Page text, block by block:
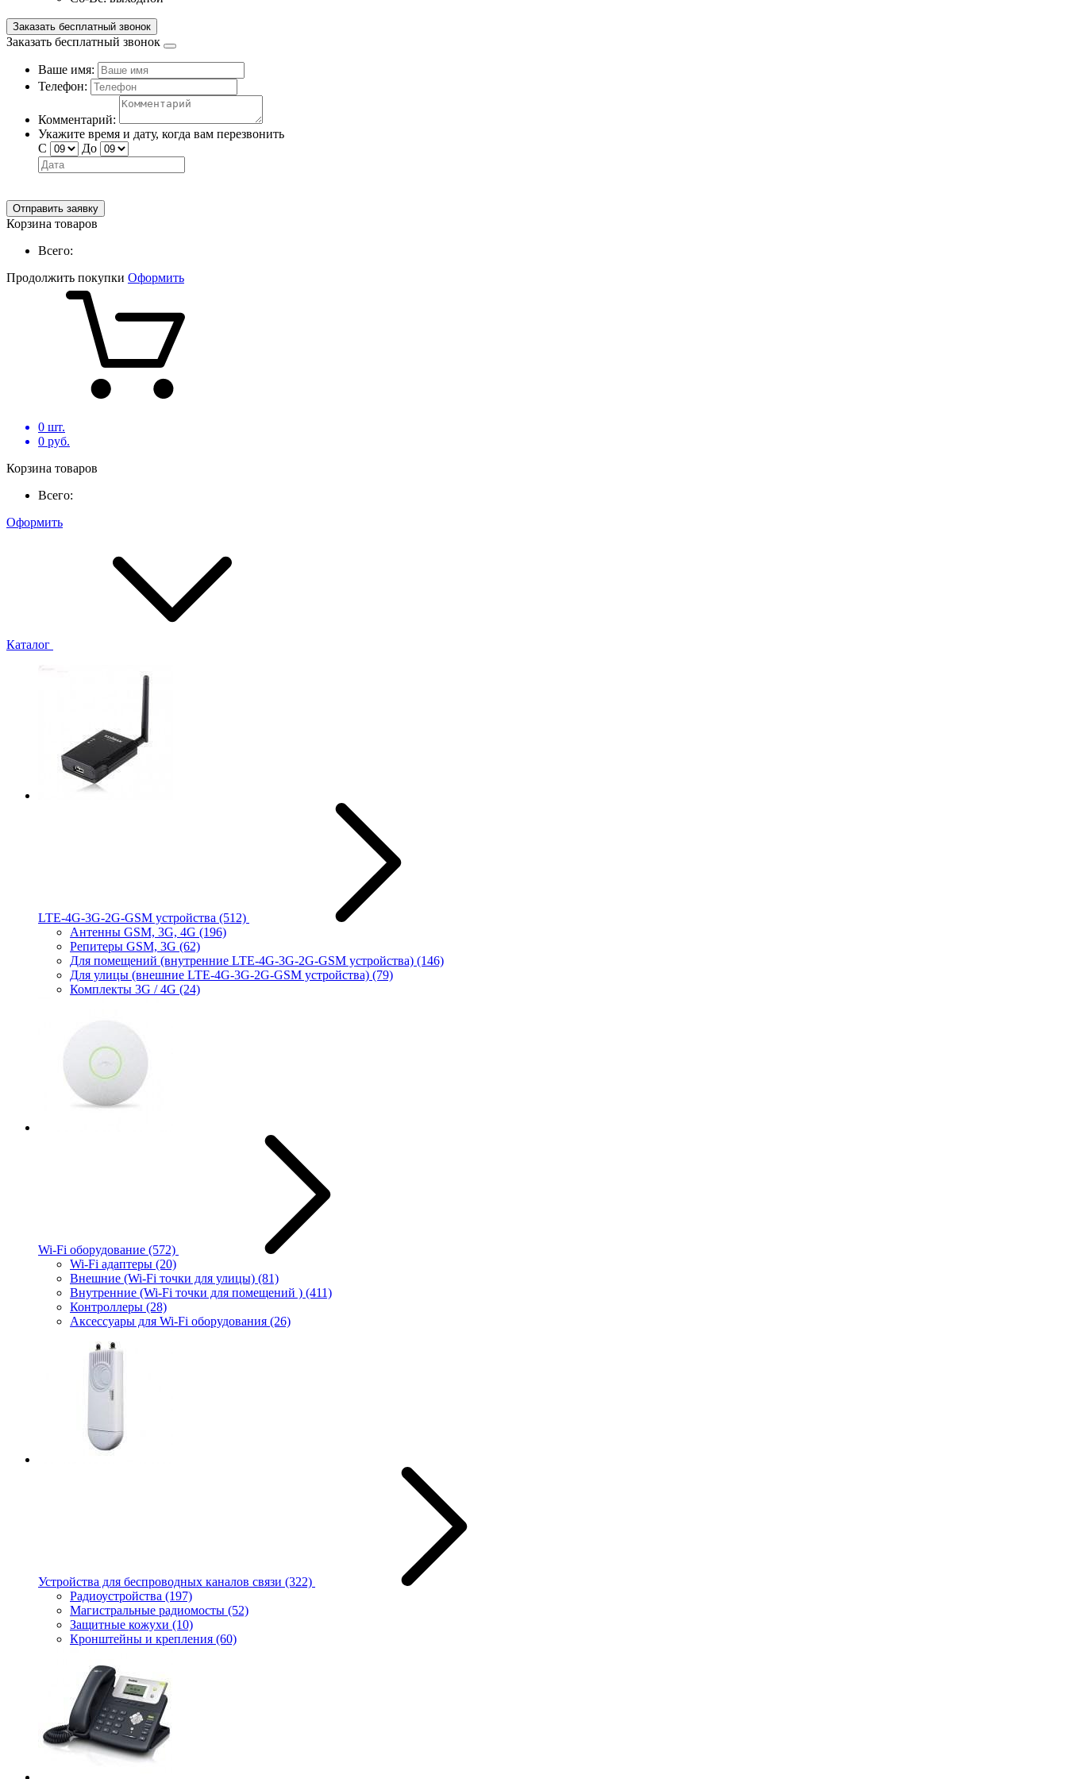
Заказать бесплатный звонок
Заказать бесплатный звонок
Ваше имя:
Телефон:
Комментарий:
Укажите время и дату, когда вам перезвонить
С
До
Отправить заявку
Корзина товаров
Всего:
Продолжить покупки Оформить
0 шт.
0 руб.
Корзина товаров
Всего:
Оформить
Каталог
LTE-4G-3G-2G-GSM устройства (512)
Антенны GSM, 3G, 4G (196)
Репитеры GSM, 3G (62)
Для помещений (внутренние LTE-4G-3G-2G-GSM устройства) (146)
Для улицы (внешние LTE-4G-3G-2G-GSM устройства) (79)
Комплекты 3G / 4G (24)
Wi-Fi оборудование (572)
Wi-Fi адаптеры (20)
Внешние (Wi-Fi точки для улицы) (81)
Внутренние (Wi-Fi точки для помещений ) (411)
Контроллеры (28)
Аксессуары для Wi-Fi оборудования (26)
Устройства для беспроводных каналов связи (322)
Радиоустройства (197)
Магистральные радиомосты (52)
Защитные кожухи (10)
Кронштейны и крепления (60)